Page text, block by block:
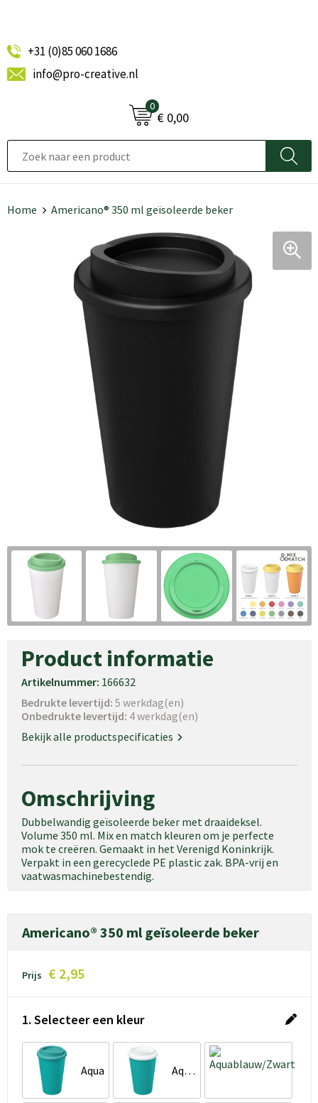
+31 (0)85 060 1686
info@pro-creative.nl
0
€ 0,00
Home Americano® 350 ml geïsoleerde beker
Product informatie
Artikelnummer: 166632
Bedrukte levertijd: 5 werkdag(en)
Onbedrukte levertijd: 4 werkdag(en)
Bekijk alle productspecificaties
Omschrijving
Dubbelwandig geïsoleerde beker met draaideksel.
Volume 350 ml. Mix en match kleuren om je perfecte
mok te creëren. Gemaakt in het Verenigd Koninkrijk.
Verpakt in een gerecyclede PE plastic zak. BPA-vrij en
vaatwasmachinebestendig.
Americano® 350 ml geïsoleerde beker
Prijs € 2,95
1. Selecteer een kleur
Aqua Aquablauw/Wit